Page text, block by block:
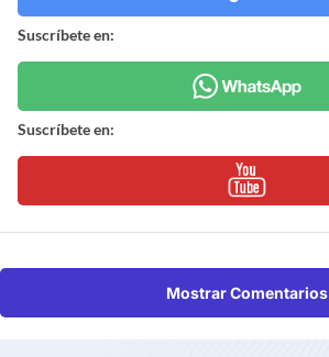
Suscríbete en:
Suscríbete en:
Mostrar Comentarios